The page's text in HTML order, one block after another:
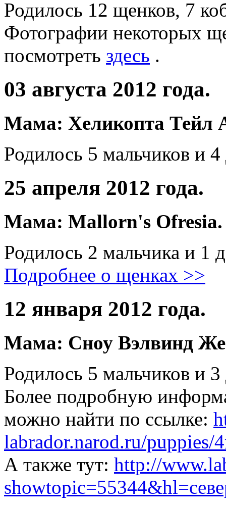
Родилось 12 щенков, 7
Фотографии некоторых
посмотреть здесь .
03 августа 2012 года.
Мама: Хеликопта Тейл
Родилось 5 мальчиков и
25 апреля 2012 года.
Мама: Mallorn's Ofresia.
Родилось 2 мальчика и 1
Подробнее о щенках >>
12 января 2012 года.
Мама: Сноу Вэлвинд
Родилось 5 мальчиков и
Более подробную
можно найти по ссылке:
labrador.narod.ru/puppies/
А также тут: http://